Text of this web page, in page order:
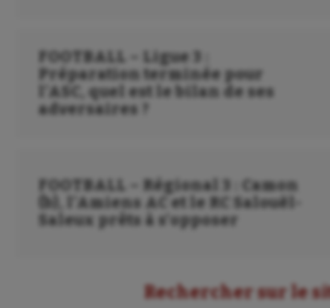
FOOTBALL – Ligue 3 :
Préparation terminée pour
l’ASC, quel est le bilan de ses
adversaires ?
FOOTBALL – Régional 3 : Camon
(b), l’Amiens AC et le RC Salouël-
Saleux prêts à s’opposer
Rechercher sur le